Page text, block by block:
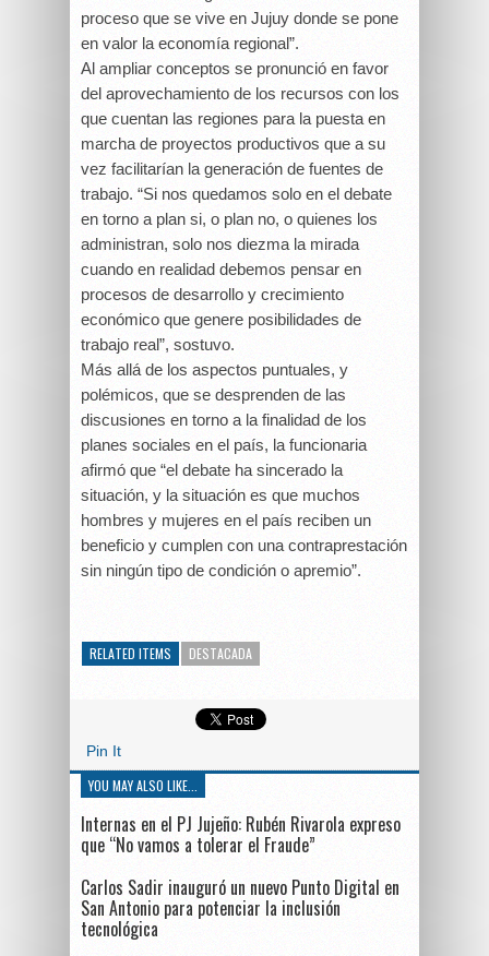
proceso que se vive en Jujuy donde se pone
en valor la economía regional”.
Al ampliar conceptos se pronunció en favor
del aprovechamiento de los recursos con los
que cuentan las regiones para la puesta en
marcha de proyectos productivos que a su
vez facilitarían la generación de fuentes de
trabajo. “Si nos quedamos solo en el debate
en torno a plan si, o plan no, o quienes los
administran, solo nos diezma la mirada
cuando en realidad debemos pensar en
procesos de desarrollo y crecimiento
económico que genere posibilidades de
trabajo real”, sostuvo.
Más allá de los aspectos puntuales, y
polémicos, que se desprenden de las
discusiones en torno a la finalidad de los
planes sociales en el país, la funcionaria
afirmó que “el debate ha sincerado la
situación, y la situación es que muchos
hombres y mujeres en el país reciben un
beneficio y cumplen con una contraprestación
sin ningún tipo de condición o apremio”.
RELATED ITEMS DESTACADA
Pin It
YOU MAY ALSO LIKE...
Internas en el PJ Jujeño: Rubén Rivarola expreso
que “No vamos a tolerar el Fraude”
Carlos Sadir inauguró un nuevo Punto Digital en
San Antonio para potenciar la inclusión
tecnológica